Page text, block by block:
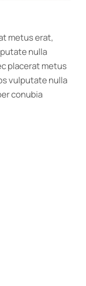
metus erat,
nulla
placerat metus
vulputate nulla
conubia